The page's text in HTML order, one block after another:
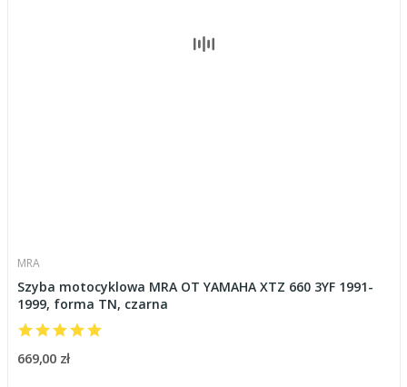
MRA
Szyba motocyklowa MRA OT YAMAHA XTZ 660 3YF 1991-
1999, forma TN, czarna
669,00 zł